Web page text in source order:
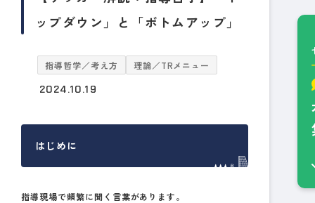
ップダウン」と「ボトムアップ」
指導哲学／考え方 理論／TRメニュー
2024.10.19
はじめに
指導現場で頻繁に聞く言葉があります。